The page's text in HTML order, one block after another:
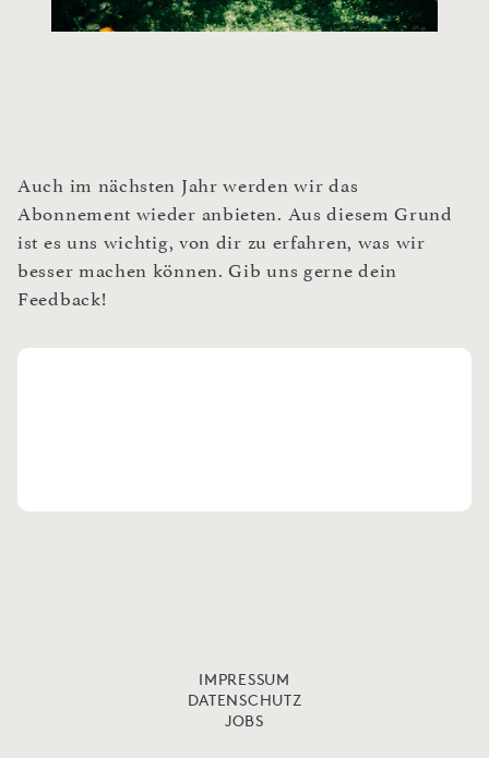
Auch im nächsten Jahr werden wir das
Abonnement wieder anbieten. Aus diesem Grund
ist es uns wichtig, von dir zu erfahren, was wir
besser machen können. Gib uns gerne dein
Feedback!
IMPRESSUM
DATENSCHUTZ
JOBS